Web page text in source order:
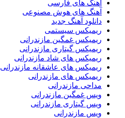
آهنگ های فارسی
آهنگ های هوش مصنوعی
دانلود آهنگ جدید
ریمیکس سیستمی
ریمیکس غمگین مازندرانی
ریمیکس گیتاری مازندرانی
ریمیکس های شاد مازندرانی
ریمیکس های عاشقانه مازندرانی
ریمیکس های مازندرانی
مداحی مازندرانی
ویس غمگین مازندرانی
ویس گیتاری مازندرانی
ویس مازندرانی